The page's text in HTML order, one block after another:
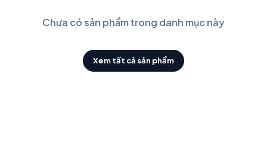
Chưa có sản phẩm trong danh mục này
Xem tất cả sản phẩm